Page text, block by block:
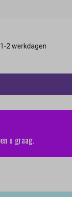
1-2 werkdagen
u graag.